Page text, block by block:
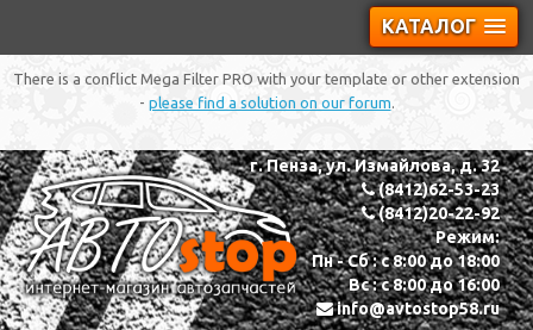
КАТАЛОГ
There is a conflict Mega Filter PRO with your template or other extension
- please find a solution on our forum.
г. Пенза, ул. Измайлова, д. 32
(8412)62-53-23
(8412)20-22-92
Режим:
Пн - Сб : с 8:00 до 18:00
Вс : с 8:00 до 16:00
info@avtostop58.ru